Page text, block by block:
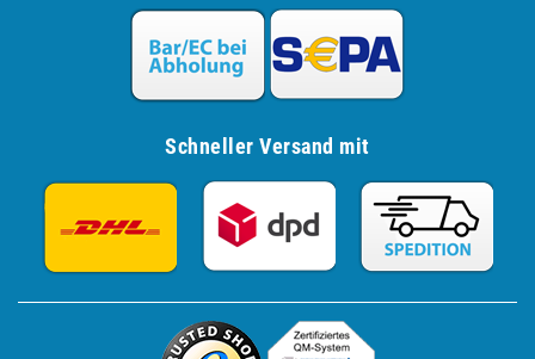
Schneller Versand mit